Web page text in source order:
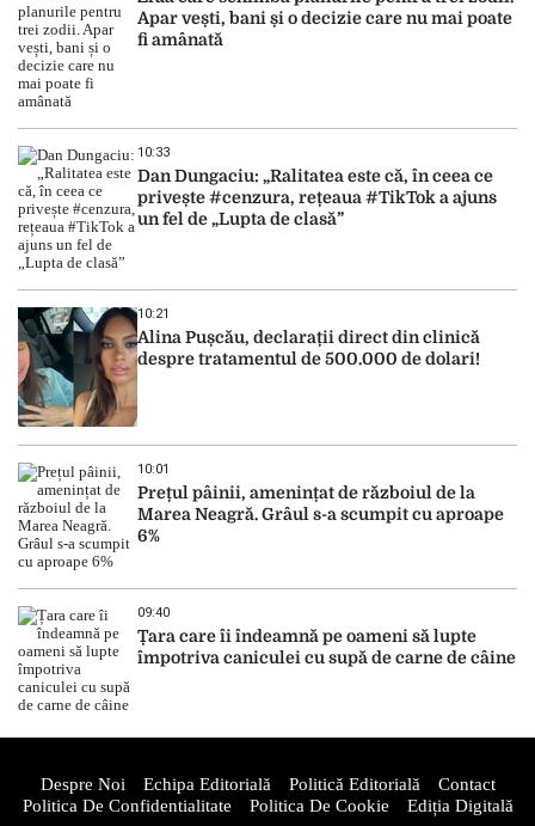
Apar vești, bani și o decizie care nu mai poate
fi amânată
10:33
Dan Dungaciu: „Ralitatea este că, în ceea ce
privește #cenzura, rețeaua #TikTok a ajuns
un fel de „Lupta de clasă”
10:21
Alina Pușcău, declarații direct din clinică
despre tratamentul de 500.000 de dolari!
10:01
Prețul pâinii, amenințat de războiul de la
Marea Neagră. Grâul s-a scumpit cu aproape
6%
09:40
Țara care îi îndeamnă pe oameni să lupte
împotriva caniculei cu supă de carne de câine
Despre Noi Echipa Editorială Politică Editorială
Contact
Politica De Confidentialitate
Politica De Cookie Ediția Digitală